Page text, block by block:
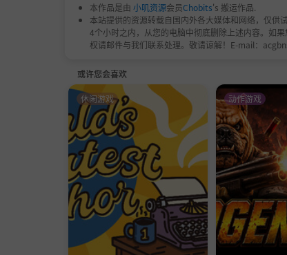
本作品是由 小叽资源会员Chobits's 搬运作品.
本站提供的资源转载自国内外各大媒体和网络，仅
4个小时之内，从您的电脑中彻底删除上述内容。如
权请邮件与我们联系处理。敬请谅解！E-mail：
或许您会喜欢
休闲游戏 动作游戏